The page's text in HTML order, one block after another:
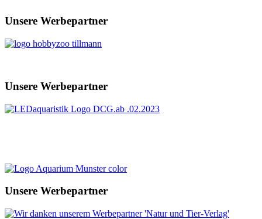
Unsere Werbepartner
Unsere Werbepartner
Unsere Werbepartner